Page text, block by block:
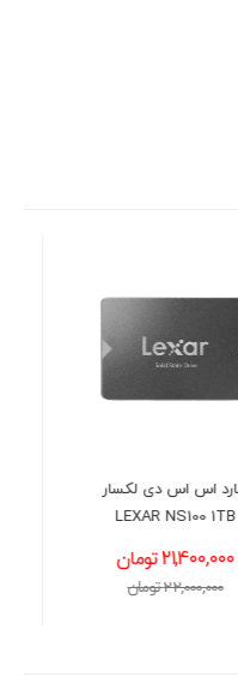
کارت گرافیک ایسوس مدل
ASUS Dual GeForce RTX
58,800,000 تومان